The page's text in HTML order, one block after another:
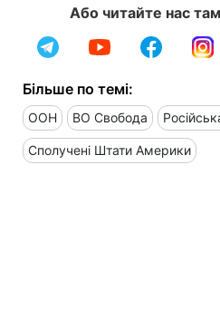
Або читайте нас
Більше по темі:
ООН ВО Свобода
Сполучені Штати Америки